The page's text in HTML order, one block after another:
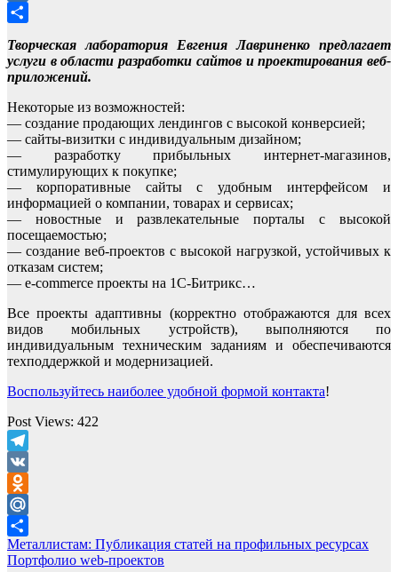
Mail.Ru
Творческая лаборатория Евгения Лавриненко предлагает
услуги в области разработки сайтов и проектирования веб-
приложений.
Некоторые из возможностей:
— создание продающих лендингов с высокой конверсией;
— сайты-визитки с индивидуальным дизайном;
— разработку прибыльных интернет-магазинов,
стимулирующих к покупке;
— корпоративные сайты с удобным интерфейсом и
информацией о компании, товарах и сервисах;
— новостные и развлекательные порталы с высокой
посещаемостью;
— создание веб-проектов с высокой нагрузкой, устойчивых к
отказам систем;
— e-commerce проекты на 1С-Битрикс…
Все проекты адаптивны (корректно отображаются для всех
видов мобильных устройств), выполняются по
индивидуальным техническим заданиям и обеспечиваются
техподдержкой и модернизацией.
Воспользуйтесь наиболее удобной формой контакта!
Post Views: 422
Telegram
VK
Odnoklassniki
Mail.Ru
Отправить
Навигация
Металлистам: Публикация статей на профильных ресурсах
Портфолио web-проектов